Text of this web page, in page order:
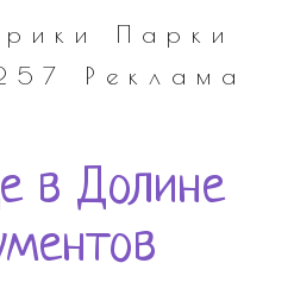
Парки
Реклама
в Долине